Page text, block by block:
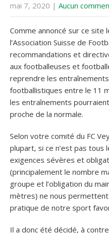
mai 7, 2020 | Aucun
Comme annoncé sur ce site
l’Association Suisse de
recommandations et
aux footballeuses et
reprendre les
footballistiques entre le 11
les entraînements
proche de la normale.
Selon votre comité du FC
plupart, si ce n’est pas tous
exigences sévères et
(principalement le nombre
groupe et l’obligation du
mètres) ne nous
pratique de notre sport
Il a donc été décidé, à